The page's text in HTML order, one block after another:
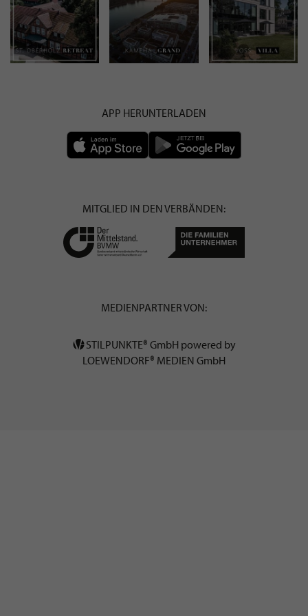
APP HERUNTERLADEN
MITGLIED IN DEN VERBÄNDEN:
MEDIENPARTNER VON:
STILPUNKTE® GmbH powered by
LOEWENDORF® MEDIEN GmbH